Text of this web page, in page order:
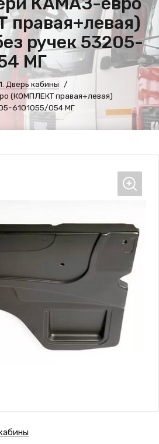
ручек 53205-
МГ
Дверь кабины
(КОМПЛЕКТ правая+левая)
6101055/054 МГ